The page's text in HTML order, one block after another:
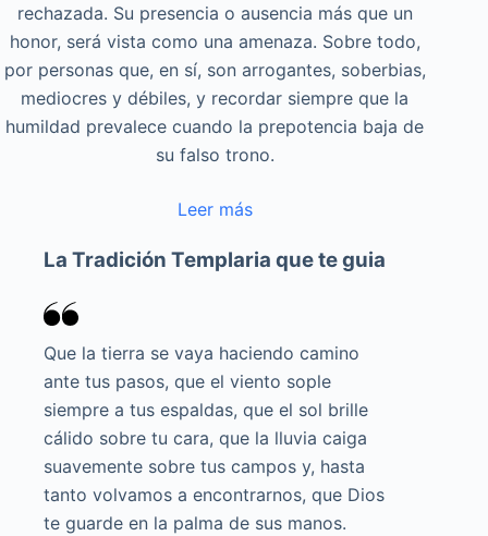
rechazada. Su presencia o ausencia más que un
honor, será vista como una amenaza. Sobre todo,
por personas que, en sí, son arrogantes, soberbias,
mediocres y débiles, y recordar siempre que la
humildad prevalece cuando la prepotencia baja de
su falso trono.
Leer más
La Tradición Templaria que te guia
Que la tierra se vaya haciendo camino
ante tus pasos, que el viento sople
siempre a tus espaldas, que el sol brille
cálido sobre tu cara, que la lluvia caiga
suavemente sobre tus campos y, hasta
tanto volvamos a encontrarnos, que Dios
te guarde en la palma de sus manos.